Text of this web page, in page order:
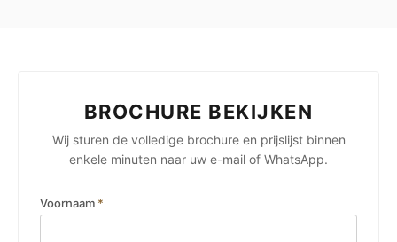
BROCHURE BEKIJKEN
Wij sturen de volledige brochure en prijslijst binnen
enkele minuten naar uw e-mail of WhatsApp.
Voornaam *